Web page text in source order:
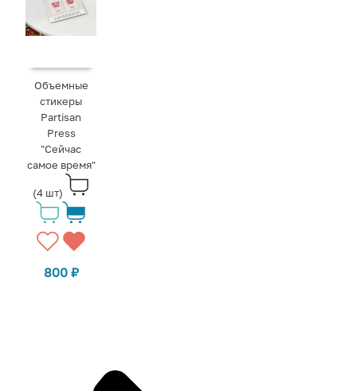
Объемные
стикеры
Partisan
Press
"Сейчас
самое время"
(4 шт)
800 ₽